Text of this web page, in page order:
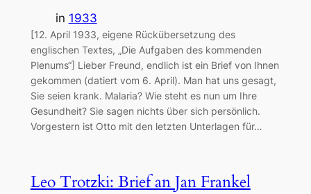
in 1933
[12. April 1933, eigene Rückübersetzung des
englischen Textes, „Die Aufgaben des kommenden
Plenums“] Lieber Freund, endlich ist ein Brief von Ihnen
gekommen (datiert vom 6. April). Man hat uns gesagt,
Sie seien krank. Malaria? Wie steht es nun um Ihre
Gesundheit? Sie sagen nichts über sich persönlich.
Vorgestern ist Otto mit den letzten Unterlagen für…
Leo Trotzki: Brief an Jan Frankel